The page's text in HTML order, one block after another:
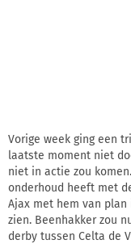
Vorige week ging een
laatste moment niet
niet in actie zou
onderhoud heeft met
Ajax met hem van
zien. Beenhakker zou
derby tussen Celta de